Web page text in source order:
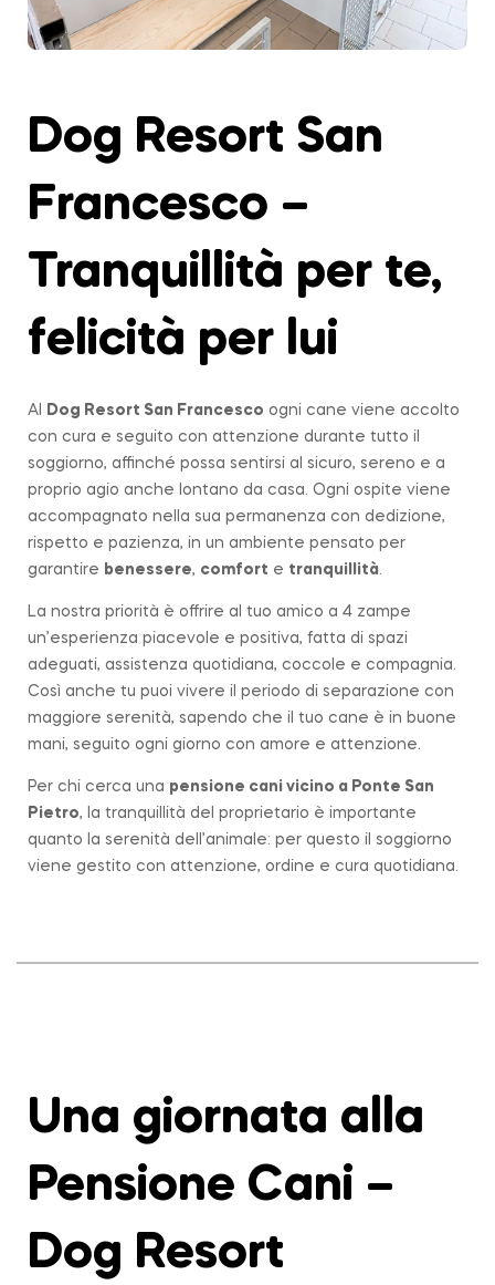
Dog Resort San
Francesco –
Tranquillità per te,
felicità per lui
Al Dog Resort San Francesco ogni cane viene accolto
con cura e seguito con attenzione durante tutto il
soggiorno, affinché possa sentirsi al sicuro, sereno e a
proprio agio anche lontano da casa. Ogni ospite viene
accompagnato nella sua permanenza con dedizione,
rispetto e pazienza, in un ambiente pensato per
garantire benessere, comfort e tranquillità
La nostra priorità è offrire al tuo amico a 4 zampe
un’esperienza piacevole e positiva, fatta di spazi
adeguati, assistenza quotidiana, coccole e compagnia.
Così anche tu puoi vivere il periodo di separazione con
maggiore serenità, sapendo che il tuo cane è in buone
mani, seguito ogni giorno con amore e attenzione.
Per chi cerca una pensione cani vicino a Ponte San
Pietro, la tranquillità del proprietario è importante
quanto la serenità dell’animale: per questo il soggiorno
viene gestito con attenzione, ordine e cura quotidiana.
Una giornata alla
Pensione Cani –
Dog Resort